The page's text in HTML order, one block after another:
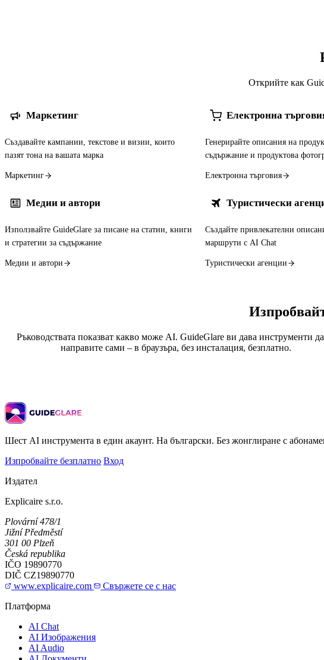
Открийте как
Маркетинг
Създавайте кампании, текстове и визии, които
пазят тона на вашата марка
Маркетинг
Електронна
Генерирайте описания на
съдържание и продуктова
Електронна търговия
Медии и автори
Използвайте GuideGlare за писане на статии, книги
и стратегии за съдържание
Медии и автори
Туристически
Създайте привлекателни
маршрути с AI Chat
Туристически агенции
Ръководствата показват какво може AI. GuideGlare ви дава инструменти
направите сами – в браузъра, без инсталация, безплатно.
Шест AI инструмента в един акаунт. На български. Без жонглиране с
Изпробвайте безплатно Вход
Издател
Explicaire s.r.o.
Plovární 478/1
Jižní Předměstí
301 00 Plzeň
Česká republika
IČO 19890770
DIČ CZ19890770
www.explicaire.com
Свържете се с нас
Платформа
AI Chat
AI Изображения
AI Audio